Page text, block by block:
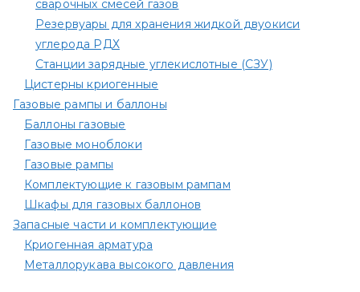
сварочных смесей газов
Резервуары для хранения жидкой двуокиси
углерода РДХ
Станции зарядные углекислотные (СЗУ)
Цистерны криогенные
Газовые рампы и баллоны
Баллоны газовые
Газовые моноблоки
Газовые рампы
Комплектующие к газовым рампам​
Шкафы для газовых баллонов
Запасные части и комплектующие
Криогенная арматура
Металлорукава высокого давления